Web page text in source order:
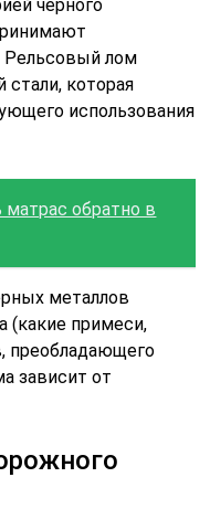
черного
Рельсовый лом
стали, которая
использования
обратно в
металлов
(какие примеси,
преобладающего
зависит от